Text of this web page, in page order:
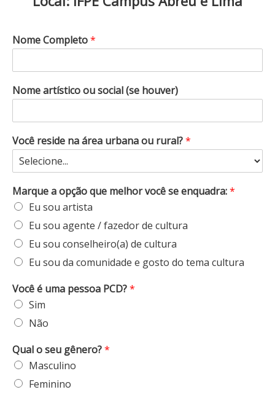
Nome Completo*
Nome artístico ou social (se houver)
Você reside na área urbana ou rural?*
Marque a opção que melhor você se enquadra:*
Eu sou artista
Eu sou agente / fazedor de cultura
Eu sou conselheiro(a) de cultura
Eu sou da comunidade e gosto do tema cultura
Você é uma pessoa PCD?*
Sim
Não
Qual o seu gênero?*
Masculino
Feminino